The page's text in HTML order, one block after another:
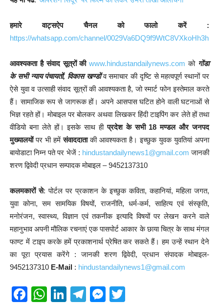
हमारे वाट्सऐप चैनल को फालो करें :
https://whatsapp.com/channel/0029Va6DQ9f9WtC8VXkoHh3h
आवश्यकता है संवाद सूत्रों की www.hindustandailynews.com को गोंडा
के सभी न्याय पंचायतों, विकास खण्डों व समाचार की दृष्टि से महत्वपूर्ण स्थानों पर
ऐसे युवा व उत्साही संवाद सूत्रों की आवश्यकता है, जो स्मार्ट फोन इस्तेमाल करते
हैं। सामाजिक रूप से जागरूक हों। अपने आसपास घटित होने वाली घटनाओं से
भिज्ञ रहते हों। मोबाइल पर बोलकर अथवा लिखकर हिंदी टाइपिंग कर लेते हों तथा
वीडियो बना लेते हों। इसके साथ हीप्रदेश के सभी 18 मण्डल और जनपद
मुख्यालयोंपर भी हमेंसंवाददाताकी आवश्यकता है। इच्छुक युवक युवतियां अपना
बायोडाटा निम्न पते पर भेजें : hindustandailynews1@gmail.com जानकी
शरण द्विवेदी प्रधान सम्पादक मोबाइल – 9452137310
कलमकारों से: पोर्टल पर प्रकाशन के इच्छुक कविता, कहानियां, महिला जगत,
युवा कोना, सम सामयिक विषयों, राजनीति, धर्म-कर्म, साहित्य एवं संस्कृति,
मनोरंजन, स्वास्थ्य, विज्ञान एवं तकनीक इत्यादि विषयों पर लेखन करने वाले
महानुभाव अपनी मौलिक रचनाएं एक पासपोर्ट आकार के छाया चित्र के साथ मंगल
फाण्ट में टाइप करके हमें प्रकाशनार्थ प्रेषित कर सकते हैं। हम उन्हें स्थान देने
का पूरा प्रयास करेंगे : जानकी शरण द्विवेदी, प्रधान संपादक मोबाइल-
9452137310 E-Mail : hindustandailynews1@gmail.com
F
W
Li
T
M